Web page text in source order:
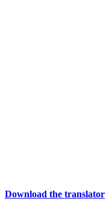
Download the translator